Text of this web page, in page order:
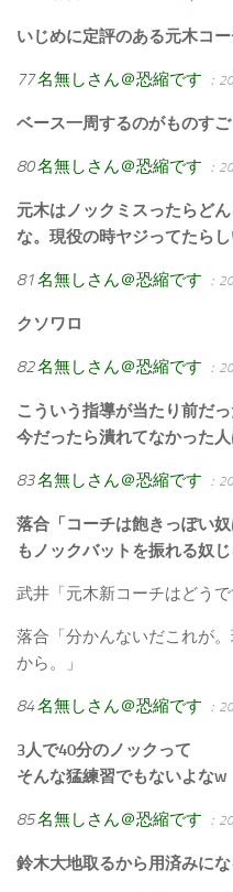
いじめに定評のある元木コ
77名無しさん＠恐縮です ：
ベース一周するのがものす
80名無しさん＠恐縮です ：
元木はノックミスったらど
な。現役の時ヤジってたらし
81名無しさん＠恐縮です ：
クソワロ
82名無しさん＠恐縮です ：
こういう指導が当たり前だ
今だったら潰れてなかった人
83名無しさん＠恐縮です ：
落合「コーチは飽きっぽい
もノックバットを振れる奴
武井「元木新コーチはどうで
落合「分かんないだこれが
から。」
84名無しさん＠恐縮です ：
3人で40分のノックって
そんな猛練習でもないよなw
85名無しさん＠恐縮です ：
鈴木大地取るから用済みに